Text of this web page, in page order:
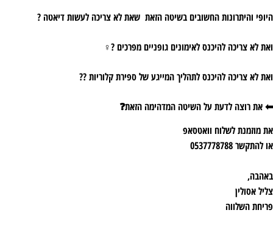
היופי והיתרונות החשובים בשיטה הזאת שאת לא צריכה לעשות דיאטה ?
ואת לא צריכה להיכנס לאימונים גופניים מפרכים ?‍♀️
ואת לא צריכה להיכנס לתהליך המייגע של ספירת קלוריות ??
⬅ ️את רוצה לדעת על השיטה המדהימה הזאת❓
את מוזמנת לשלוח וואטסאפ
או להתקשר 0537778788
באהבה,
צליל אסולין
פריחת השלווה